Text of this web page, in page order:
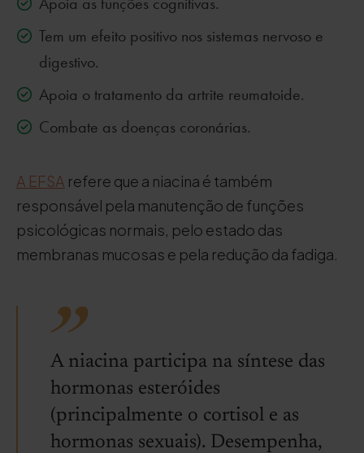
Tem um efeito positivo nos sistemas nervoso e
digestivo.
Apoia o tratamento da artrite reumatoide.
Combate as doenças coronárias.
A EFSA refere que a niacina é também
responsável pela manutenção de funções
psicológicas normais, pelo estado das
membranas mucosas e pela redução da fadiga.
A niacina participa na síntese das
hormonas esteróides
(principalmente o cortisol e as
hormonas sexuais). Desempenha,